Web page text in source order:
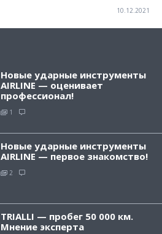
10.12.2021
Новые ударные инструменты
AIRLINE — оценивает
профессионал!
1
Новые ударные инструменты
AIRLINE — первое знакомство!
2
TRIALLI — пробег 50 000 км.
Мнение эксперта